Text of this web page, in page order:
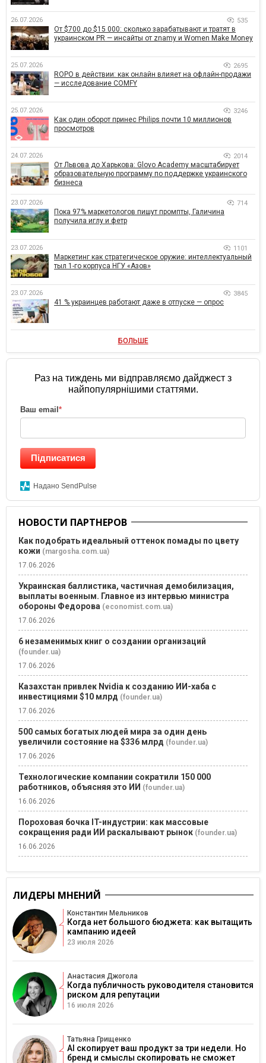
26.07.2026 535
От $700 до $15 000: сколько зарабатывают и тратят в
украинском PR — инсайты от znamy и Women Make Money
25.07.2026 2695
ROPO в действии: как онлайн влияет на офлайн-продажи
— исследование COMFY
25.07.2026 3246
Как один оборот принес Philips почти 10 миллионов
просмотров
24.07.2026 2014
От Львова до Харькова: Glovo Academy масштабирует
образовательную программу по поддержке украинского
бизнеса
23.07.2026 714
Пока 97% маркетологов пишут промпты, Галичина
получила иглу и фетр
23.07.2026 1101
Маркетинг как стратегическое оружие: интеллектуальный
тыл 1-го корпуса НГУ «Азов»
23.07.2026 3845
41 % украинцев работают даже в отпуске — опрос
БОЛЬШЕ
Раз на тиждень ми відправляємо дайджест з
найпопулярнішими статтями.
Ваш email *
Підписатися
Надано SendPulse
НОВОСТИ ПАРТНЕРОВ
Как подобрать идеальный оттенок помады по цвету
кожи (margosha.com.ua)
17.06.2026
Украинская баллистика, частичная демобилизация,
выплаты военным. Главное из интервью министра
обороны Федорова (economist.com.ua)
17.06.2026
6 незаменимых книг о создании организаций
(founder.ua)
17.06.2026
Казахстан привлек Nvidia к созданию ИИ-хаба с
инвестициями $10 млрд (founder.ua)
17.06.2026
500 самых богатых людей мира за один день
увеличили состояние на $336 млрд (founder.ua)
17.06.2026
Технологические компании сократили 150 000
работников, объясняя это ИИ (founder.ua)
16.06.2026
Пороховая бочка IT-индустрии: как массовые
сокращения ради ИИ раскалывают рынок (founder.ua)
16.06.2026
ЛИДЕРЫ МНЕНИЙ
Константин Мельников
Когда нет большого бюджета: как вытащить
кампанию идеей
23 июля 2026
Анастасия Джогола
Когда публичность руководителя становится
риском для репутации
16 июля 2026
Татьяна Грищенко
AI скопирует ваш продукт за три недели. Но
бренд и смыслы скопировать не сможет